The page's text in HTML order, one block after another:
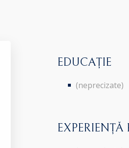
EDUCAȚIE
(neprecizate)